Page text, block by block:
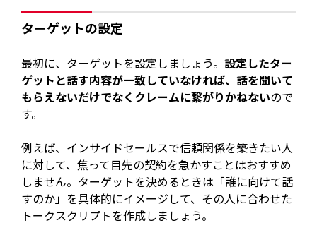
ターゲットの設定
最初に、ターゲットを設定しましょう。設定したター
ゲットと話す内容が一致していなければ、話を聞いて
もらえないだけでなくクレームに繋がりかねないので
す。
例えば、インサイドセールスで信頼関係を築きたい人
に対して、焦って目先の契約を急かすことはおすすめ
しません。ターゲットを決めるときは「誰に向けて話
すのか」を具体的にイメージして、その人に合わせた
トークスクリプトを作成しましょう。